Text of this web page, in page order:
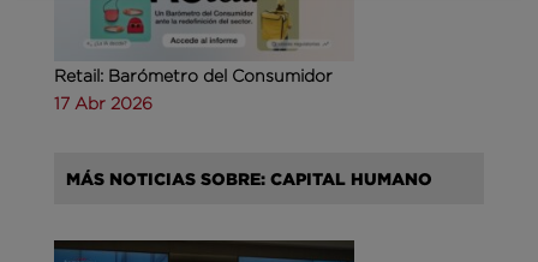
Retail: Barómetro del Consumidor
17 Abr 2026
MÁS NOTICIAS SOBRE: CAPITAL HUMANO